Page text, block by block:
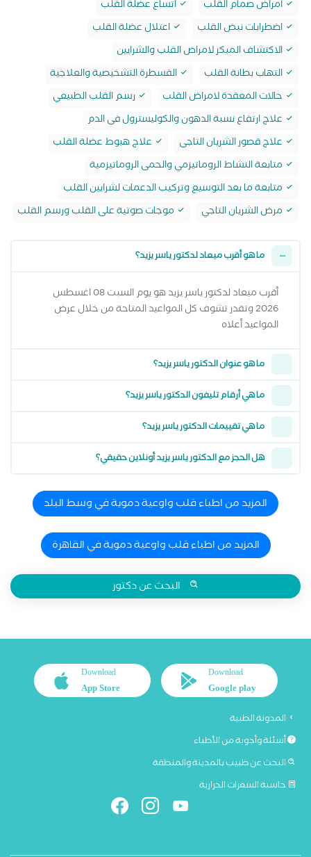
أمراض صمام القلب
اتساع عضلة القلب
اضطرابات نبض القلب
اعتلال عضلة القلب
الاكتشاف المبكر لامراض القلب والشرايين
التهاب بطانة القلب
القسطرة التشخيصية والعلاجية
حالات المعقدة لامراض القلب
رسم القلب الطبيعي
علاج ارتفاع نسبة الدهون والكوليسترول فى الدم
علاج قصور الشريان التاجى
علاج هبوط عضلة القلب
متابعة النشاط الروماتيزمي والحمى الروماتيزمية
متابعة ما بعد التوسيع وتركيب الدعمات لشرايين القلب
مرض الشريان التاجي
موجات صوتية على القلب ورسم القلب
ما هو أقرب ميعاد لدكتور ياسر يزيد؟
أقرب ميعاد لدكتور ياسر يزيد هو يوم السبت 08 اغسطس
2026 وتقدر تشوف كل المواعيد المتاحة من خلال عرض
المواعيد أعلاه
ما هو عنوان الدكتور ياسر يزيد؟
ما هي أرقام تليفون الدكتور ياسر يزيد؟
ما هي تقييمات الدكتور ياسر يزيد؟
هل الحجز مع الدكتور ياسر يزيد أونلاين حقيقي؟
المزيد من اطباء قلب واوعية دموية في وسط البلد
المزيد من اطباء قلب واوعية دموية في القاهرة
البحث عن دكتور
Download
Google play
Download
App Store
المدونة الطبية
أسئلة وأجوبة من الأطباء
البحث عن طبيب بالمدينة والمنطقة
حاسبة السعرات الحرارية